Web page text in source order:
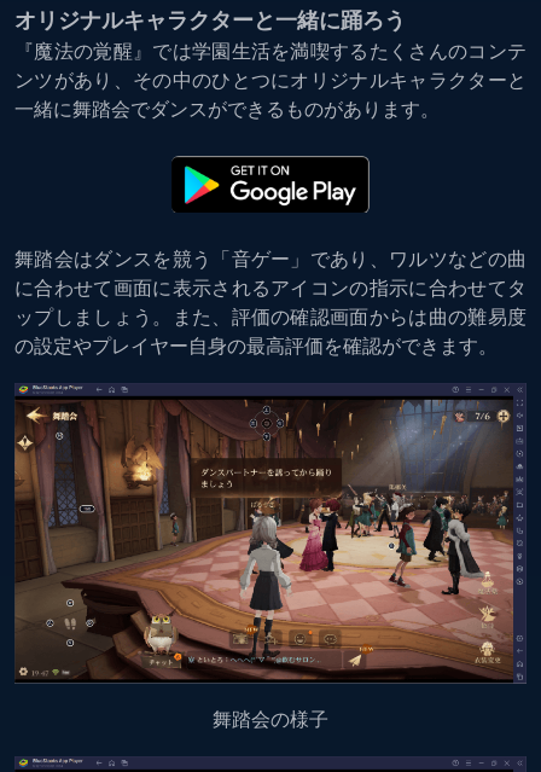
オリジナルキャラクターと一緒に踊ろう
『魔法の覚醒』では学園生活を満喫するたくさんのコンテ
ンツがあり、その中のひとつにオリジナルキャラクターと
一緒に舞踏会でダンスができるものがあります。
舞踏会はダンスを競う「音ゲー」であり、ワルツなどの曲
に合わせて画面に表示されるアイコンの指示に合わせてタ
ップしましょう。また、評価の確認画面からは曲の難易度
の設定やプレイヤー自身の最高評価を確認ができます。
舞踏会の様子